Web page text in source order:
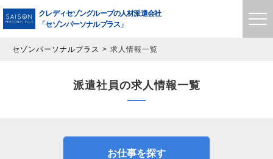
クレディセゾングループの人材派遣会社
「セゾンパーソナルプラス」
セゾンパーソナルプラス 求人情報一覧
派遣社員の求人情報一覧
お仕事を探す